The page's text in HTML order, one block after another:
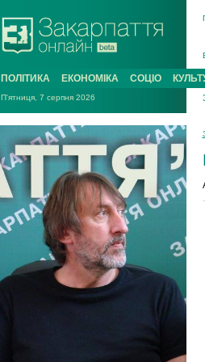
ПОЛІТИКА ЕКОНОМІКА СОЦІО
П'ятниця, 7 серпня 2026